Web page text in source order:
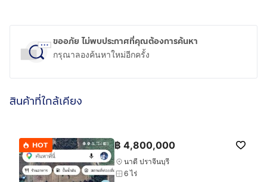
ขออภัย ไม่พบประกาศที่คุณต้องการค้นหา
กรุณาลองค้นหาใหม่อีกครั้ง
สินค้าที่ใกล้เคียง
HOT ฿ 4,800,000
นาดี ปราจีนบุรี
6 ไร่